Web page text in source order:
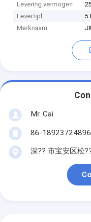
Levering vermogen
Levertijd
5
Merknaam
Mr. Cai
86-18923724896
深?? 市宝安区松